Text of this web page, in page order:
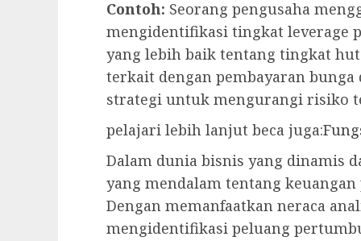
Contoh: Seorang pengusaha
mengidentifikasi tingkat leverage
yang lebih baik tentang tingkat
terkait dengan pembayaran
strategi untuk mengurangi risiko
pelajari lebih lanjut beca juga:
Dalam dunia bisnis yang dinamis
yang mendalam tentang
Dengan memanfaatkan neraca
mengidentifikasi peluang